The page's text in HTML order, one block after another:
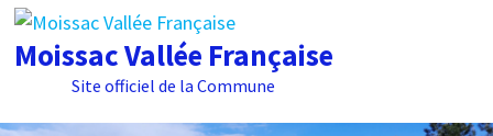
Passer
au
contenu
Moissac Vallée Française
Site officiel de la Commune